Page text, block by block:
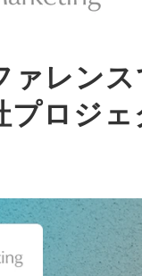
ァレン
プロジ